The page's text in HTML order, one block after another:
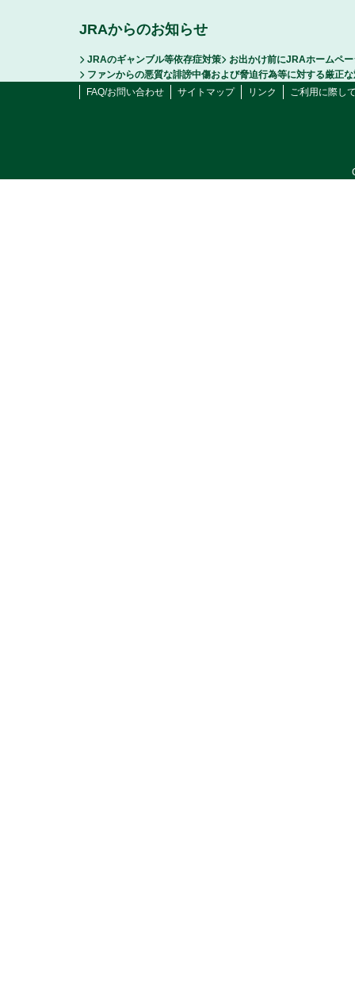
JRAからのお知らせ
JRAのギャンブル等依存症対策
お出かけ前にJRAホームペ
ファンからの悪質な誹謗中傷および脅迫行為等に対する厳正
FAQ/お問い合わせ
サイトマップ リンク ご利用に際し